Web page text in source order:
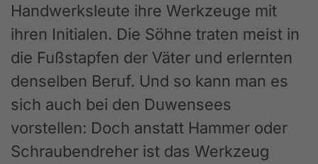
Handwerksleute ihre Werkzeuge mit
ihren Initialen. Die Söhne traten meist in
die Fußstapfen der Väter und erlernten
denselben Beruf. Und so kann man es
sich auch bei den Duwensees
vorstellen: Doch anstatt Hammer oder
Schraubendreher ist das Werkzeug